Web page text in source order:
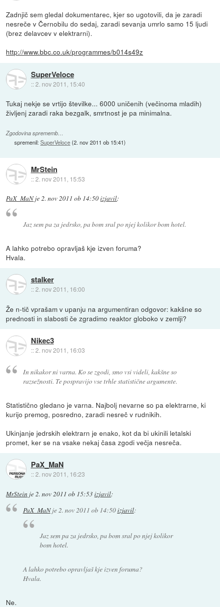
Zadnjič sem gledal dokumentarec, kjer so ugotovili, da je zaradi
nesreče v Černobilu do sedaj, zaradi sevanja umrlo samo 15 ljudi
(brez delavcev v elektrarni).
http://www.bbc.co.uk/programmes/b014s49z
SuperVeloce
::2. nov 2011, 15:40
Tukaj nekje se vrtijo številke... 6000 uničenih (večinoma mladih)
življenj zaradi raka bezgalk, smrtnost je pa minimalna.
Zgodovina sprememb…
spremenil:SuperVeloce(2. nov 2011 ob 15:41)
MrStein
::2. nov 2011, 15:53
PaX_MaNje2. nov 2011 ob 14:50izjavil:
Jaz sem pa za jedrsko, pa bom sral po njej kolikor bom hotel.
A lahko potrebo opravljaš kje izven foruma?
Hvala.
stalker
::2. nov 2011, 16:00
Že n-tič vprašam v upanju na argumentiran odgovor: kakšne so
prednosti in slabosti če zgradimo reaktor globoko v zemlji?
Nikec3
::2. nov 2011, 16:03
In nikakor ni varna. Ko se zgodi, smo vsi videli, kakšne so
razsežnosti. Te pospravijo vse trhle statistične argumente.
Statistično gledano je varna. Najbolj nevarne so pa elektrarne, ki
kurijo premog, posredno, zaradi nesreč v rudnikih.
Ukinjanje jedrskih elektrarn je enako, kot da bi ukinili letalski
promet, ker se na vsake nekaj časa zgodi večja nesreča.
PaX_MaN
::2. nov 2011, 16:23
MrStein je2. nov 2011 ob 15:53izjavil:
PaX_MaNje2. nov 2011 ob 14:50izjavil:
Jaz sem pa za jedrsko, pa bom sral po njej kolikor
bom hotel.
A lahko potrebo opravljaš kje izven foruma?
Hvala.
Ne.